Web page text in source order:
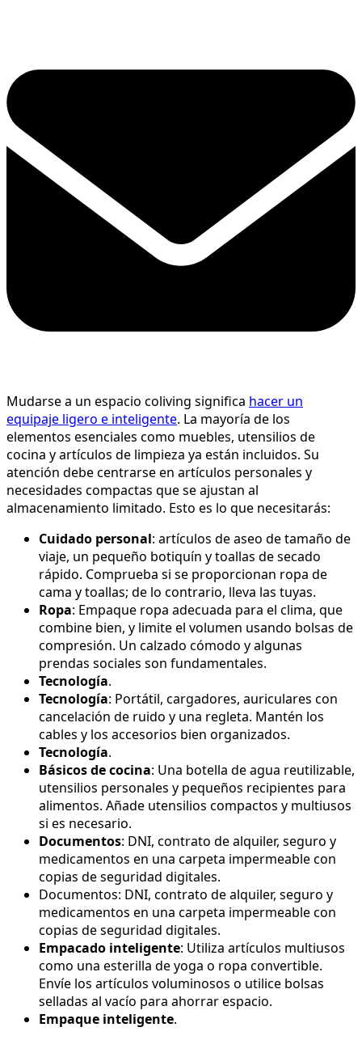
Mudarse a un espacio coliving significa hacer un
equipaje ligero e inteligente. La mayoría de los
elementos esenciales como muebles, utensilios de
cocina y artículos de limpieza ya están incluidos. Su
atención debe centrarse en artículos personales y
necesidades compactas que se ajustan al
almacenamiento limitado. Esto es lo que necesitarás:
Cuidado personal: artículos de aseo de tamaño de
viaje, un pequeño botiquín y toallas de secado
rápido. Comprueba si se proporcionan ropa de
cama y toallas; de lo contrario, lleva las tuyas.
Ropa: Empaque ropa adecuada para el clima, que
combine bien, y limite el volumen usando bolsas de
compresión. Un calzado cómodo y algunas
prendas sociales son fundamentales.
Tecnología.
Tecnología: Portátil, cargadores, auriculares con
cancelación de ruido y una regleta. Mantén los
cables y los accesorios bien organizados.
Tecnología.
Básicos de cocina: Una botella de agua reutilizable,
utensilios personales y pequeños recipientes para
alimentos. Añade utensilios compactos y multiusos
si es necesario.
Documentos: DNI, contrato de alquiler, seguro y
medicamentos en una carpeta impermeable con
copias de seguridad digitales.
Documentos: DNI, contrato de alquiler, seguro y
medicamentos en una carpeta impermeable con
copias de seguridad digitales.
Empacado inteligente: Utiliza artículos multiusos
como una esterilla de yoga o ropa convertible.
Envíe los artículos voluminosos o utilice bolsas
selladas al vacío para ahorrar espacio.
Empaque inteligente.